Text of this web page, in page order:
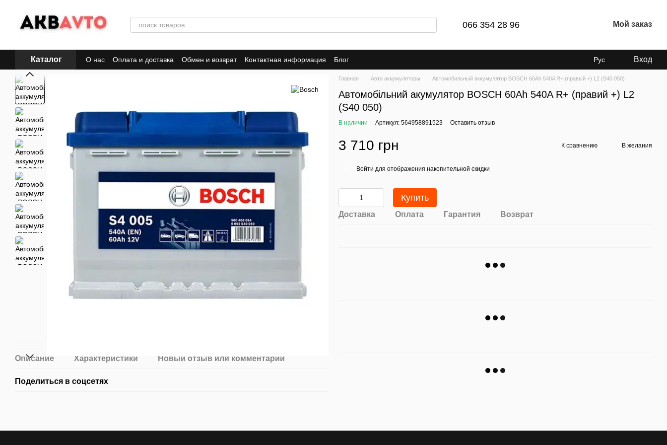
066 354 28 96 Мой заказ
Каталог О нас Оплата и доставка Обмен и возврат Контактная информация Блог Рус Вход
Описание Характеристики Новый отзыв или комментарий
Поделиться в соцсетях
Главная Авто аккумуляторы Автомобильный аккумулятор BOSCH 60Ah 540A R+ (правый +) L2 (S40 050)
Автомобільний акумулятор BOSCH 60Ah 540A R+ (правий +) L2
(S40 050)
В наличии Артикул: 564958891523 Оставить отзыв
3 710 грн К сравнению В желания
Войти для отображения накопительной скидки
Купить
Доставка Оплата Гарантия Возврат